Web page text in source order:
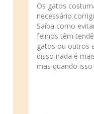
Os gatos
necessário
Saiba como
felinos têm
gatos ou outros
disso nada é
mas quando